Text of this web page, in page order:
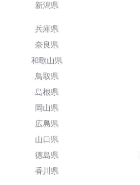
新潟県
兵庫県
奈良県
和歌山県
鳥取県
島根県
岡山県
広島県
山口県
徳島県
香川県